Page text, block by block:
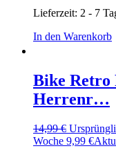
Lieferzeit: 2 - 7
In den Warenkorb
Bike Retro
Herrenr…
14,99€
Woche 9,99 €